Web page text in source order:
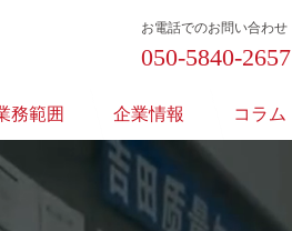
お電話でのお問い合わせ
050-5840-2657
務範囲 企業情報 コラム